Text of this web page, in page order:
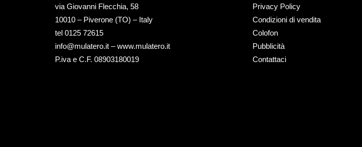
via Giovanni Flecchia, 58
10010 – Piverone (TO) – Italy
tel ‭0125 72615‬
info@mulatero.it –www.mulatero.it
P.iva e C.F. 08903180019
Privacy Policy
Condizioni di vendita
Colofon
Pubblicità
Contattaci